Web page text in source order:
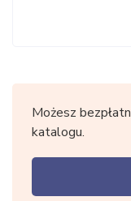
Możesz
katalogu.